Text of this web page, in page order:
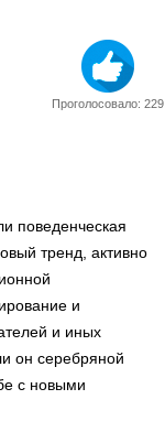
Проголосовало: 229
поведенческая
тренд, активно
и
и иных
он серебряной
с новыми